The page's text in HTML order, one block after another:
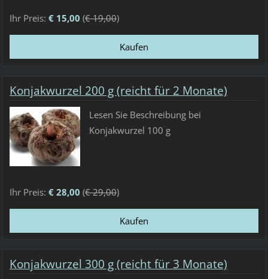
Ihr Preis: € 15,00 (€ 19,00)
Konjakwurzel 200 g (reicht für 2 Monate)
Lesen Sie Beschreibung bei
Konjakwurzel 100 g
Ihr Preis: € 28,00 (€ 29,00)
Konjakwurzel 300 g (reicht für 3 Monate)